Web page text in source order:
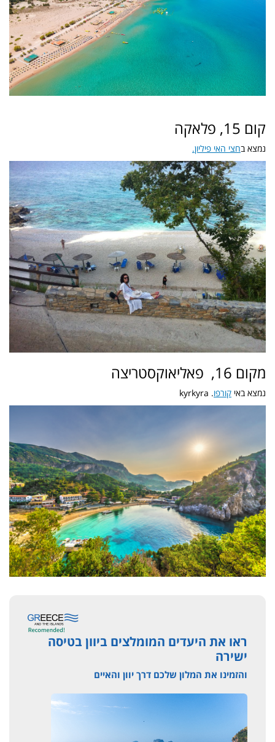
קום 15, פלאקה
נמצא בחצי האי פיליון.
מקום 16, פאליאוקסטריצה
נמצא באי קורפו. kyrkyra
ראו את היעדים המומלצים ביוון בטיסה
ישירה
והזמינו את המלון שלכם דרך יוון והאיים